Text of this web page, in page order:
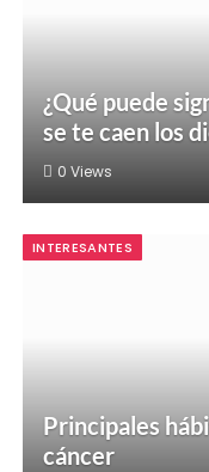
¿Qué puede
se te caen los
0 Views
INTERESANTES
Principales
cáncer